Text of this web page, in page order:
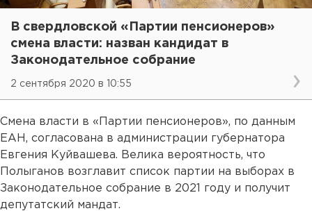
В свердловской «Партии пенсионеров»
смена власти: назван кандидат в
Законодательное собрание
2 сентября 2020 в 10:55
Смена власти в «Партии пенсионеров», по данным
ЕАН, согласована в администрации губернатора
Евгения Куйвашева. Велика вероятность, что
Полыганов возглавит список партии на выборах в
Законодательное собрание в 2021 году и получит
депутатский мандат.